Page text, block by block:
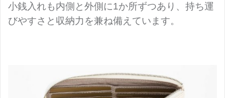
小銭入れも内側と外側に1か所ずつあり、持ち運
びやすさと収納力を兼ね備えています。